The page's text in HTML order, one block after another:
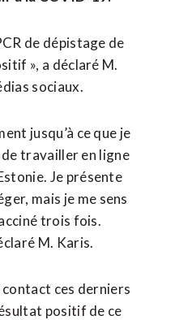
de dépistage de
», a déclaré M.
sociaux.
jusqu’à ce que je
travailler en ligne
Je présente
mais je me sens
trois fois.
M. Karis.
contact ces derniers
positif de ce